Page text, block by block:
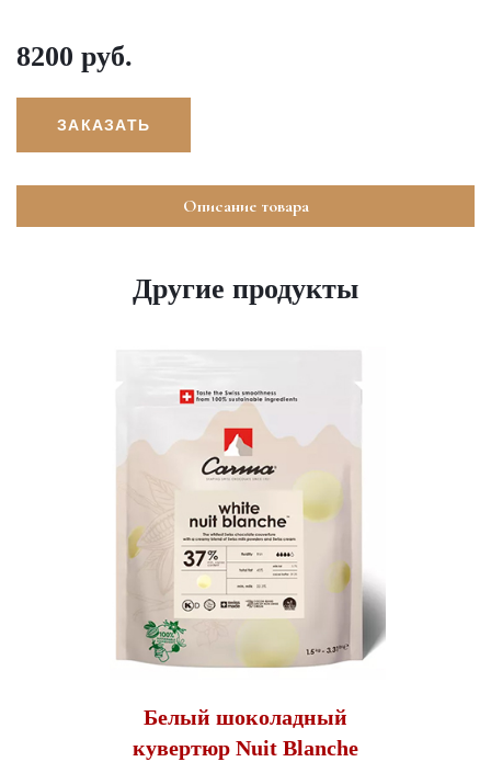
8200 руб.
ЗАКАЗАТЬ
Описание товара
Другие продукты
Белый шоколадный
кувертюр Nuit Blanche